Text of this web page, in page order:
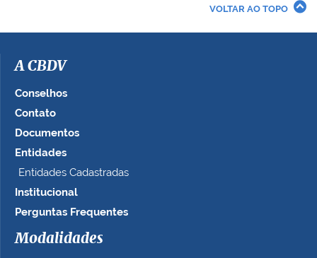
i
a
e
n
o
t
m
a
n
o
VOLTAR AO TOPO
A CBDV
Conselhos
Contato
Documentos
Entidades
Entidades Cadastradas
Institucional
Perguntas Frequentes
Modalidades